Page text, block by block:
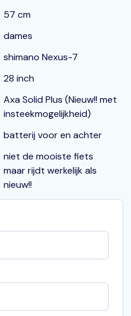
57 cm
dames
shimano Nexus-7
28 inch
Axa Solid Plus (Nieuw!! met
insteekmogelijkheid)
batterij voor en achter
niet de mooiste fiets
maar rijdt werkelijk als
nieuw!!